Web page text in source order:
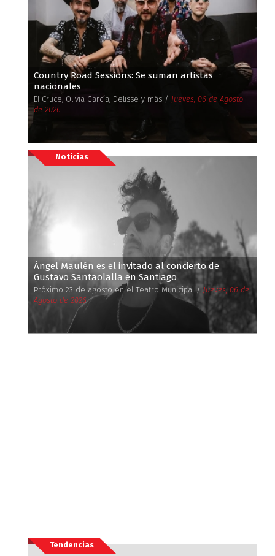
Country Road Sessions: Se suman artistas
nacionales
El Cruce, Olivia García, Delisse y más / Jueves, 06 de Agosto
de 2026
Noticias
Ángel Maulén es el invitado al concierto de
Gustavo Santaolalla en Santiago
Próximo 23 de agosto en el Teatro Municipal / Jueves, 06 de
Agosto de 2026
Tendencias